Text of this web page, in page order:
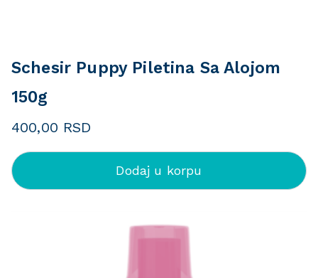
Schesir Puppy Piletina Sa Alojom
150g
400,00 RSD
Dodaj u korpu